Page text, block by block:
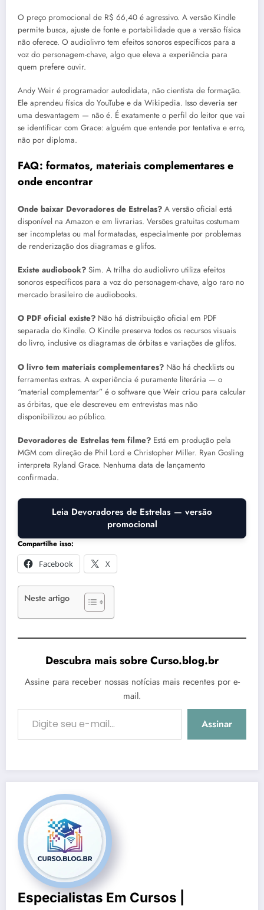
O preço promocional de R$ 66,40 é agressivo. A versão Kindle
permite busca, ajuste de fonte e portabilidade que a versão física
não oferece. O audiolivro tem efeitos sonoros específicos para a
voz do personagem-chave, algo que eleva a experiência para
quem prefere ouvir.
Andy Weir é programador autodidata, não cientista de formação.
Ele aprendeu física do YouTube e da Wikipedia. Isso deveria ser
uma desvantagem — não é. É exatamente o perfil do leitor que vai
se identificar com Grace: alguém que entende por tentativa e erro,
não por diploma.
FAQ: formatos, materiais complementares e
onde encontrar
Onde baixar Devoradores de Estrelas? A versão oficial está
disponível na Amazon e em livrarias. Versões gratuitas costumam
ser incompletas ou mal formatadas, especialmente por problemas
de renderização dos diagramas e glifos.
Existe audiobook? Sim. A trilha do audiolivro utiliza efeitos
sonoros específicos para a voz do personagem-chave, algo raro no
mercado brasileiro de audiobooks.
O PDF oficial existe? Não há distribuição oficial em PDF
separada do Kindle. O Kindle preserva todos os recursos visuais
do livro, inclusive os diagramas de órbitas e variações de glifos.
O livro tem materiais complementares? Não há checklists ou
ferramentas extras. A experiência é puramente literária — o
“material complementar” é o software que Weir criou para calcular
as órbitas, que ele descreveu em entrevistas mas não
disponibilizou ao público.
Devoradores de Estrelas tem filme? Está em produção pela
MGM com direção de Phil Lord e Christopher Miller. Ryan Gosling
interpreta Ryland Grace. Nenhuma data de lançamento
confirmada.
Leia Devoradores de Estrelas — versão
promocional
Compartilhe isso:
Facebook
X
Neste artigo
Descubra mais sobre Curso.blog.br
Assine para receber nossas notícias mais recentes por e-
mail.
Digite seu e-mail…
Assinar
Especialistas Em Cursos |